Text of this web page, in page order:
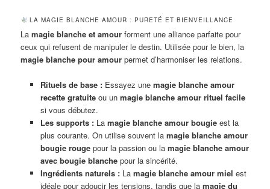
LA MAGIE BLANCHE AMOUR : PURETÉ ET BIENVEILLANCE
Lamagie blanche et amour forment une alliance parfaite pour
ceux qui refusent de manipuler le destin. Utilisée pour le bien, la
magie blanche pour amour permet d’harmoniser les relations.
Rituels de base :Essayez une magie blanche amour
recette gratuiteou un magie blanche amour rituel facile
si vous débutez.
Les supports :La magie blanche amour bougieest la
plus courante. On utilise souvent la magie blanche amour
bougie rougepour la passion ou la magie blanche amour
avec bougie blanchepour la sincérité.
Ingrédients naturels :La magie blanche amour miel est
idéale pour adoucir les tensions, tandis que la magie du